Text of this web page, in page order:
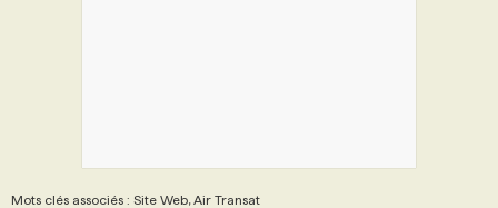
Mots clés associés : Site Web, Air Transat